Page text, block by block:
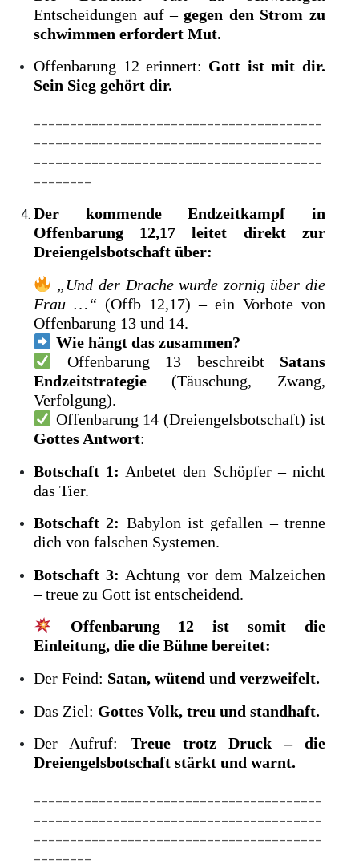
Entscheidungen auf –gegen den Strom zu
schwimmen erfordert Mut.
Offenbarung 12 erinnert: Gott ist mit dir.
Sein Sieg gehört dir.
Der kommende Endzeitkampf in
Offenbarung 12,17 leitet direkt zur
Dreiengelsbotschaft über:
„Und der Drache wurde zornig über die
Frau …“ (Offb 12,17) – ein Vorbote von
Offenbarung 13 und 14.
Wie hängt das zusammen?
Offenbarung 13 beschreibt Satans
Endzeitstrategie (Täuschung, Zwang,
Verfolgung).
Offenbarung 14 (Dreiengelsbotschaft) ist
Gottes Antwort:
Botschaft 1: Anbetet den Schöpfer – nicht
das Tier.
Botschaft 2: Babylon ist gefallen – trenne
dich von falschen Systemen.
Botschaft 3: Achtung vor dem Malzeichen
– treue zu Gott ist entscheidend.
Offenbarung 12 ist somit die
Einleitung, die die Bühne bereitet:
Der Feind: Satan, wütend und verzweifelt.
Das Ziel: Gottes Volk, treu und standhaft.
Der Aufruf: Treue trotz Druck – die
Dreiengelsbotschaft stärkt und warnt.